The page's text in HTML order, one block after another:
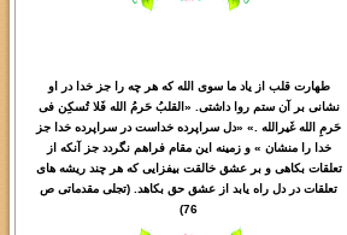
طهارت قلب از یاد ما سوی الله که هر چه را جز خدا در او
نشانی بر آن ستم روا داشتی. «القلبُ حَرمُ الله فَلا تُسکِن فی
حَرمِ الله غَیرالله .» «دل سراپرده خداست در سراپرده خدا جز
خدا را منشان » و زمینه این مقام فراهم نگردد جز آنکه از
تعلقات بکاهی و بر عشق خالقت بیفزایی که هر چند ریشه های
تعلقات در دل راه یابد از عشق حق بکاهد. (تجلی مقدماتی ص
76)